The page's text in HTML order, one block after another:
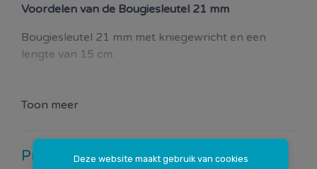
Deze website maakt gebruik van cookies
Voordelen van de Bougiesleutel 21 mm
Bougiesleutel 21 mm met kniegewricht en een
lengte van 15 cm.
Toon meer
Productspecificaties